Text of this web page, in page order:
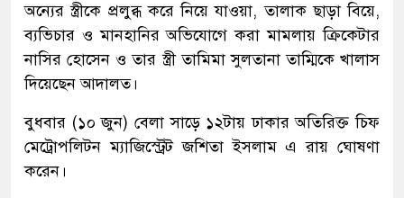
অন্যের স্ত্রীকে প্রলুব্ধ করে নিয়ে যাওয়া, তালাক ছাড়া বিয়ে,
ব্যভিচার ও মানহানির অভিযোগে করা মামলায় ক্রিকেটার
নাসির হোসেন ও তার স্ত্রী তামিমা সুলতানা তাম্মিকে খালাস
দিয়েছেন আদালত।
বুধবার (১০ জুন) বেলা সাড়ে ১২টায় ঢাকার অতিরিক্ত চিফ
মেট্রোপলিটন ম্যাজিস্ট্রেট জশিতা ইসলাম এ রায় ঘোষণা
করেন।